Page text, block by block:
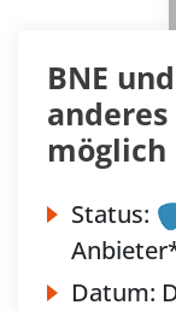
BNE
möglich
Status:
Datum: